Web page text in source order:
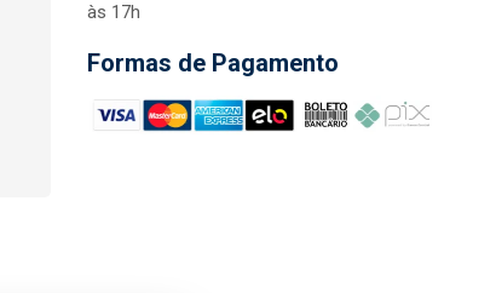
às 17h
Formas de Pagamento